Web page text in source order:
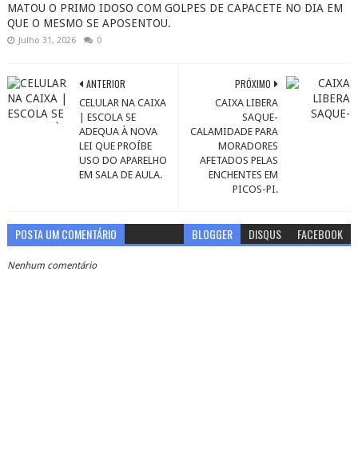
MATOU O PRIMO IDOSO COM GOLPES DE CAPACETE NO DIA EM
QUE O MESMO SE APOSENTOU.
Julho 31, 2026 0
PRÓXIMO
CAIXA LIBERA
SAQUE-
CALAMIDADE PARA
MORADORES
AFETADOS PELAS
ENCHENTES EM
PICOS-PI.
ANTERIOR
CELULAR NA CAIXA
| ESCOLA SE
ADEQUA À NOVA
LEI QUE PROÍBE
USO DO APARELHO
EM SALA DE AULA.
POSTA UM COMENTÁRIO BLOGGER DISQUS FACEBOOK
Nenhum comentário